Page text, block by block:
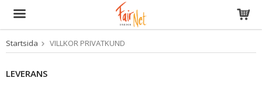
Produkten har blivit tillagd i varukorgen
Startsida VILLKOR PRIVATKUND
LEVERANS